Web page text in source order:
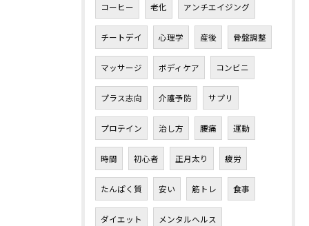
コーヒー 老化 アンチエイジング
チートデイ 心理学 産後 骨盤調整
マッサージ ボディケア コンビニ
プラス志向 介護予防 サプリ
プロテイン 治し方 腰痛 運動
時間 初心者 正月太り 疲労
たんぱく質 安い 筋トレ 食事
ダイエット メンタルヘルス